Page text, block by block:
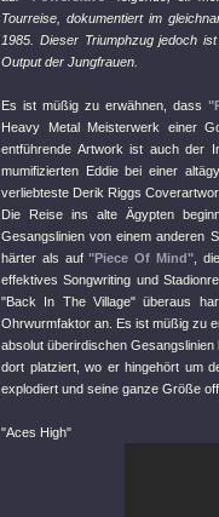
Tourreise, dokumentiert im
1985. Dieser Triumphzug jedoch
Output der Jungfrauen.
Es ist müßig zu erwähnen, dass
Heavy Metal Meisterwerk einer
entführende Artwork ist auch der
mumifizierten Eddie bei einer
verliebteste Derik Riggs
Die Reise ins alte Ägypten
Gesangslinien von einem anderen
härter als auf"Piece Of Mind",
effektives Songwriting und
"Back In The Village" überaus
Ohrwurmfaktor an. Es ist müßig zu
absolut überirdischen
dort platziert, wo er hingehört um
explodiert und seine ganze Größe
"Aces High"